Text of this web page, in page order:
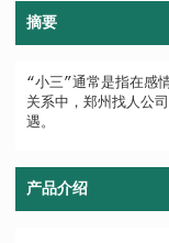
摘要
“小三”通常是指在感
关系中，郑州找人公
遇。
产品介绍